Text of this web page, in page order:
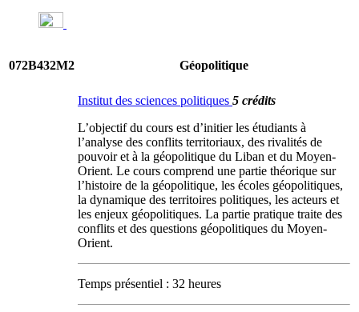
072B432M2 Géopolitique
Institut des sciences politiques 5 crédits
L’objectif du cours est d’initier les étudiants à
l’analyse des conflits territoriaux, des rivalités de
pouvoir et à la géopolitique du Liban et du Moyen-
Orient. Le cours comprend une partie théorique sur
l’histoire de la géopolitique, les écoles géopolitiques,
la dynamique des territoires politiques, les acteurs et
les enjeux géopolitiques. La partie pratique traite des
conflits et des questions géopolitiques du Moyen-
Orient.
Temps présentiel : 32 heures